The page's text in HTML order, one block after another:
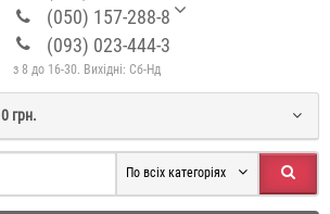
(050) 157-288-8
(093) 023-444-3
з 8 до 16-30. Вихідні: Сб-Нд
0 грн.
По всіх категоріях